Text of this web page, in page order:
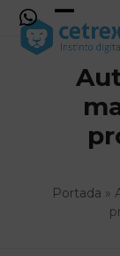
Skip
content
Open
mobile
menu
Close
mobile
menu
Portada »